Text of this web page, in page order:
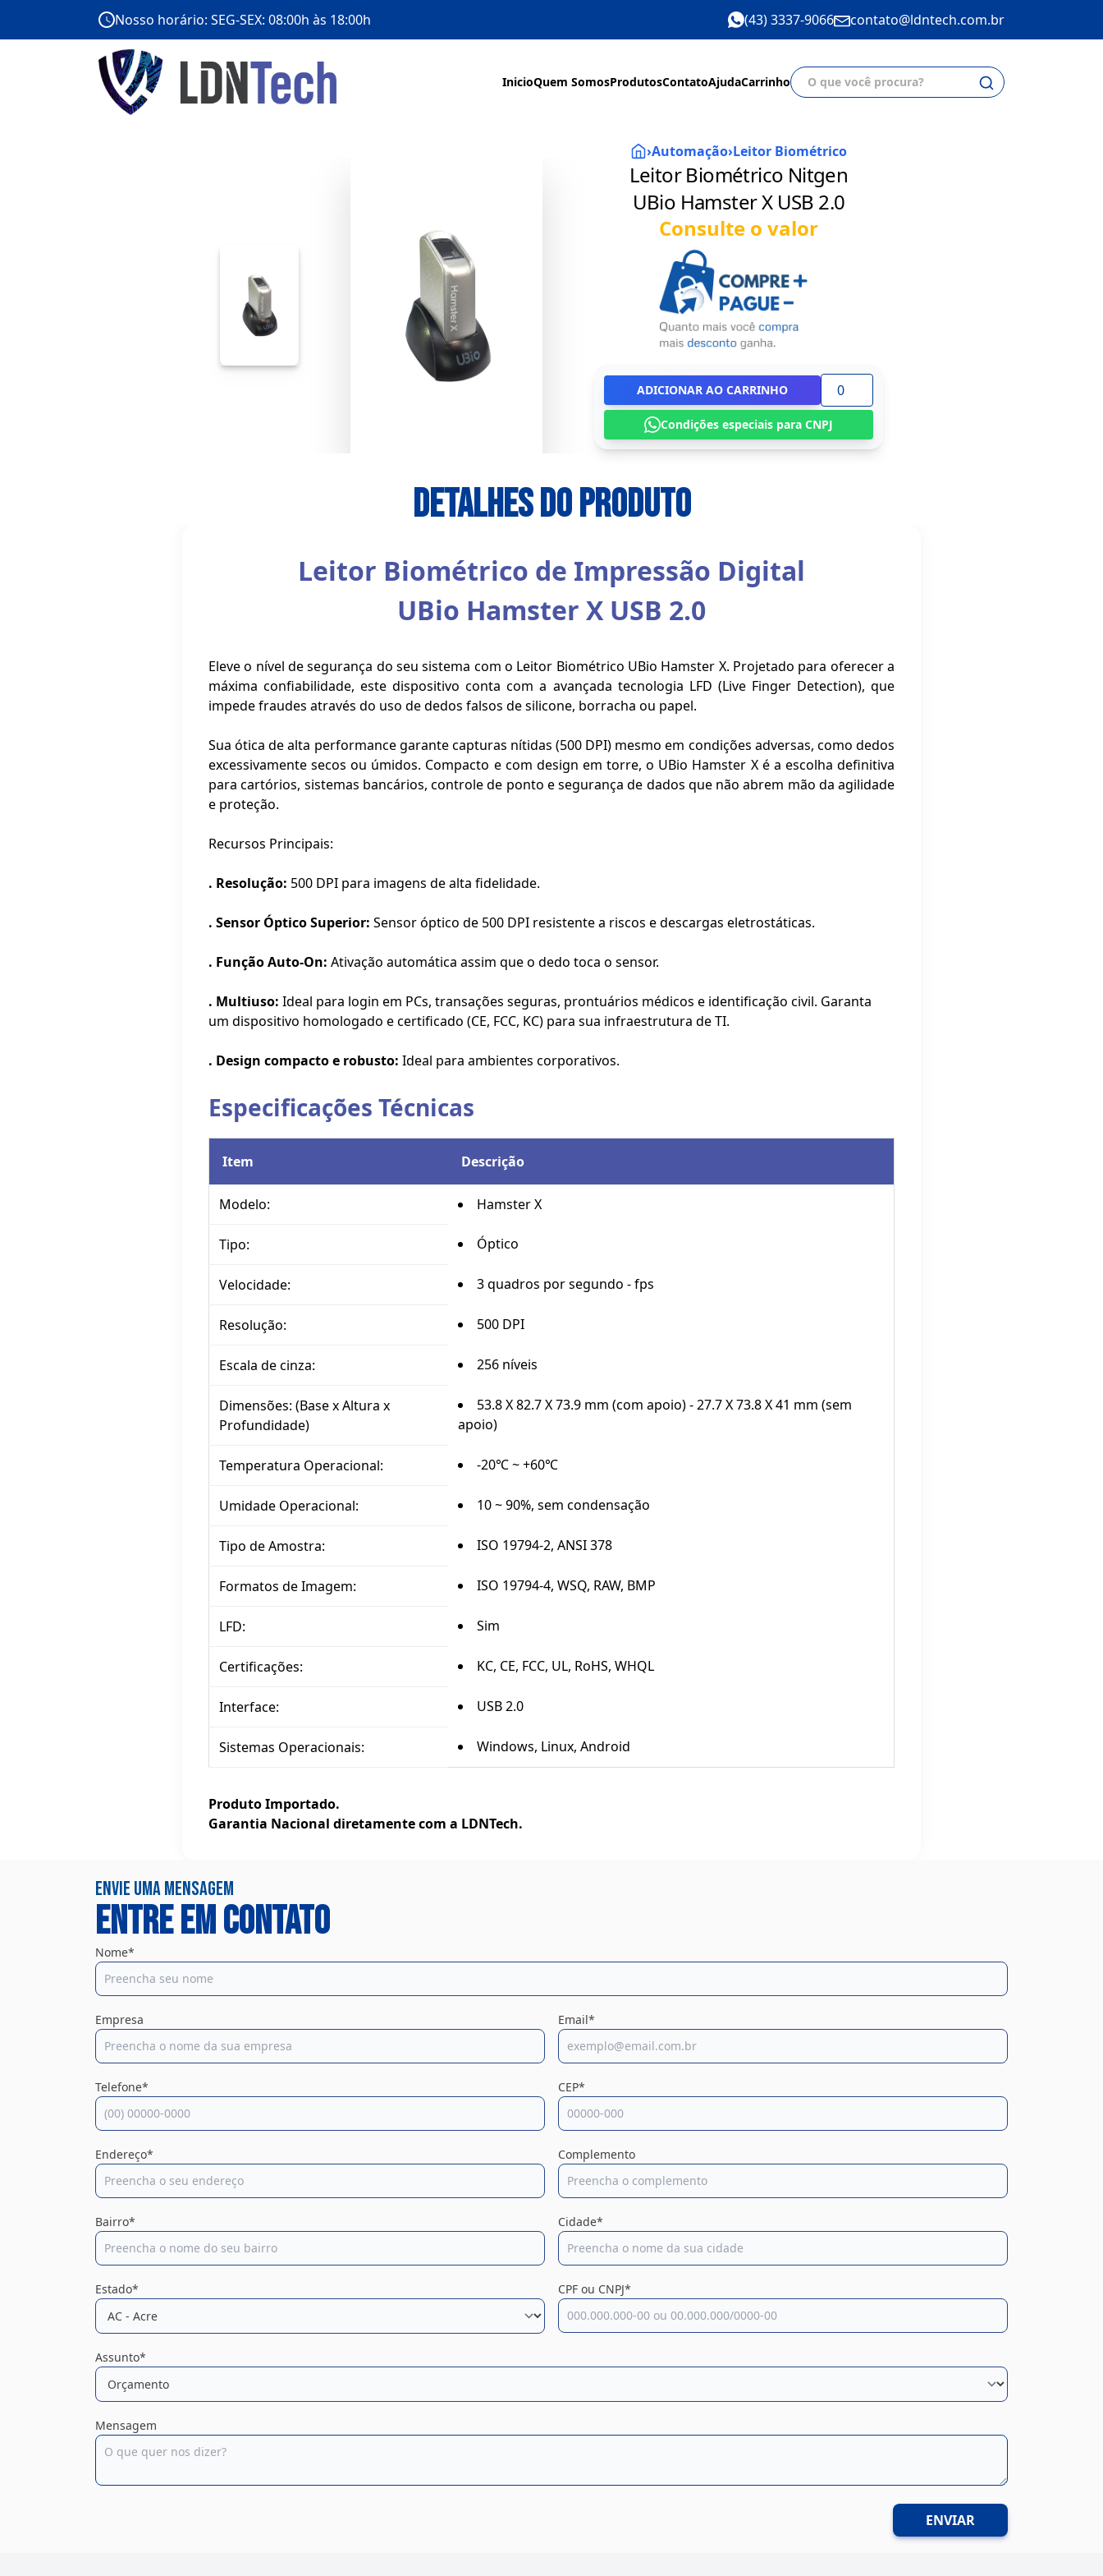
Nosso horário: SEG-SEX: 08:00h às 18:00h (43) 3337-9066 contato@ldntech.com.br
InicioQuem SomosProdutosContatoAjudaCarrinho
›Automação›Leitor Biométrico
Leitor Biométrico Nitgen
UBio Hamster X USB 2.0
Consulte o valor
ADICIONAR AO CARRINHO
Condições especiais para CNPJ
Detalhes do Produto
Leitor Biométrico de Impressão Digital
UBio Hamster X USB 2.0
Eleve o nível de segurança do seu sistema com o Leitor Biométrico UBio Hamster X. Projetado para oferecer a
máxima confiabilidade, este dispositivo conta com a avançada tecnologia LFD (Live Finger Detection), que
impede fraudes através do uso de dedos falsos de silicone, borracha ou papel.
Sua ótica de alta performance garante capturas nítidas (500 DPI) mesmo em condições adversas, como dedos
excessivamente secos ou úmidos. Compacto e com design em torre, o UBio Hamster X é a escolha definitiva
para cartórios, sistemas bancários, controle de ponto e segurança de dados que não abrem mão da agilidade
e proteção.
Recursos Principais:
. Resolução: 500 DPI para imagens de alta fidelidade.
. Sensor Óptico Superior: Sensor óptico de 500 DPI resistente a riscos e descargas eletrostáticas.
. Função Auto-On: Ativação automática assim que o dedo toca o sensor.
. Multiuso: Ideal para login em PCs, transações seguras, prontuários médicos e identificação civil. Garanta
um dispositivo homologado e certificado (CE, FCC, KC) para sua infraestrutura de TI.
. Design compacto e robusto: Ideal para ambientes corporativos.
Especificações Técnicas
Item Descrição
Modelo: Hamster X
Tipo: Óptico
Velocidade: 3 quadros por segundo - fps
Resolução: 500 DPI
Escala de cinza: 256 níveis
Dimensões: (Base x Altura x
Profundidade)
53.8 X 82.7 X 73.9 mm (com apoio) - 27.7 X 73.8 X 41 mm (sem
apoio)
Temperatura Operacional: -20℃ ~ +60℃
Umidade Operacional: 10 ~ 90%, sem condensação
Tipo de Amostra: ISO 19794-2, ANSI 378
Formatos de Imagem: ISO 19794-4, WSQ, RAW, BMP
LFD: Sim
Certificações: KC, CE, FCC, UL, RoHS, WHQL
Interface: USB 2.0
Sistemas Operacionais: Windows, Linux, Android
Produto Importado.
Garantia Nacional diretamente com a LDNTech.
Envie uma mensagem
Entre em contato
Nome*
Empresa Email*
Telefone* CEP*
Endereço* Complemento
Bairro* Cidade*
Estado* CPF ou CNPJ*
Assunto*
Mensagem
ENVIAR